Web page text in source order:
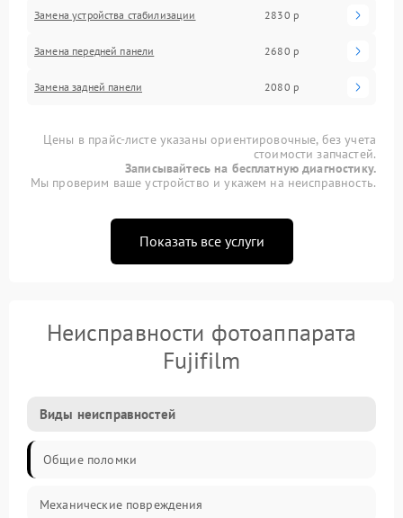
Замена устройства стабилизации 2830 р
Замена передней панели 2680 р
Замена задней панели 2080 р
Цены в прайс-листе указаны ориентировочные, без учета
стоимости запчастей.
Записывайтесь на бесплатную диагностику.
Мы проверим ваше устройство и укажем на неисправность.
Показать все услуги
Неисправности фотоаппарата
Fujifilm
Виды неисправностей
Общие поломки
Механические повреждения